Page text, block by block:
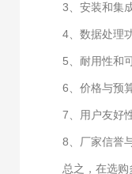
3、安装和集成
4、数据处理功
5、耐用性和可
6、价格与预算
7、用户友好性
8、厂家信誉与
总之，在选购多